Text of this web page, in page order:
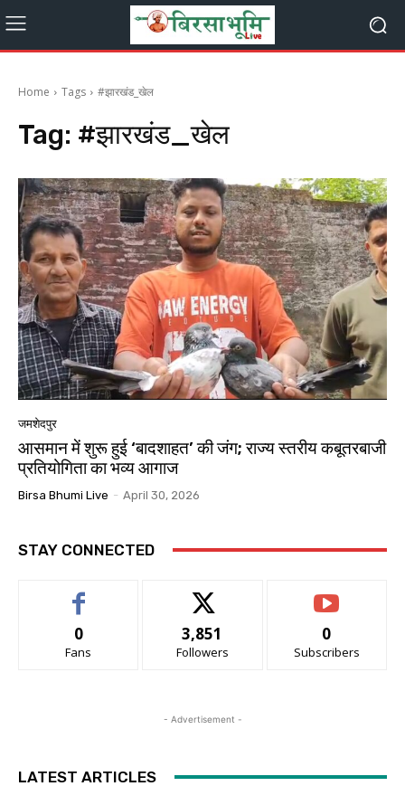
Home Tags #झारखंड_खेल
Tag: #झारखंड_खेल
जमशेदपुर
आसमान में शुरू हुई ‘बादशाहत’ की जंग; राज्य स्तरीय कबूतरबाजी
प्रतियोगिता का भव्य आगाज
Birsa Bhumi Live - April 30, 2026
STAY CONNECTED
0
Fans
3,851
Followers
0
Subscribers
- Advertisement -
LATEST ARTICLES